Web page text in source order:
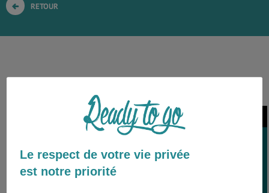
RETOUR
Andahuaylas,Pérou
Le respect de votre vie privée
est notre priorité